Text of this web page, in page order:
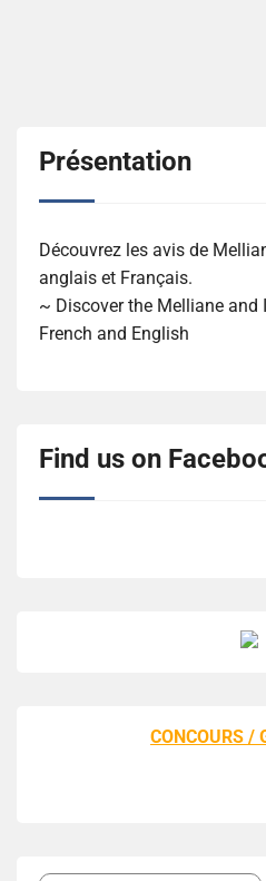
Présentation
Découvrez les avis de
anglais et Français.
~ Discover the Melliane and
French and English
Find us on
CONCOURS /